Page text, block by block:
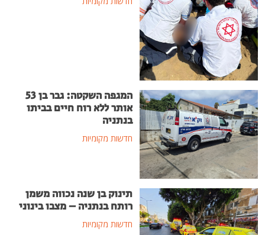
המגפה השקטה: גבר בן 53
אותר ללא רוח חיים בביתו
בנתניה
חדשות מקומיות
תינוק בן שנה נכווה משמן
רותח בנתניה – מצבו בינוני
חדשות מקומיות